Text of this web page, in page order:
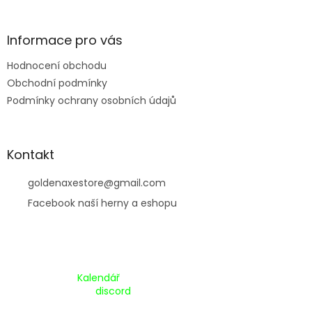
Informace pro vás
Hodnocení obchodu
Obchodní podmínky
Podmínky ochrany osobních údajů
Kontakt
goldenaxestore@gmail.com
Facebook naší herny a eshopu
Kalendář
discord